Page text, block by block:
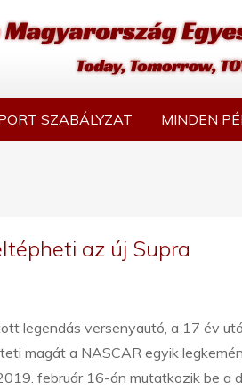
SZABÁLYZAT MINDEN
az új Supra
legendás versenyautó, a 17 év
magát a NASCAR egyik
február 16-án mutatkozik be a